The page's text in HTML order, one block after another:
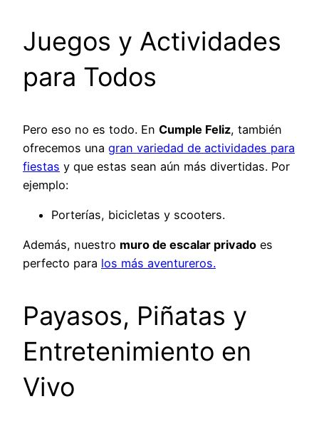
Juegos y Actividades
para Todos
Pero eso no es todo. En Cumple Feliz, también
ofrecemos una gran variedad de actividades para
fiestas y que estas sean aún más divertidas. Por
ejemplo:
Porterías, bicicletas y scooters.
Además, nuestro muro de escalar privado es
perfecto para los más aventureros.
Payasos, Piñatas y
Entretenimiento en
Vivo